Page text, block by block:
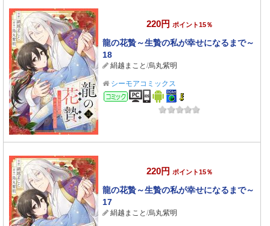
220円 ポイント15％
龍の花贄～生贄の私が幸せになるまで～
18
絹越まこと /烏丸紫明
シーモアコミックス
コミック
220円 ポイント15％
龍の花贄～生贄の私が幸せになるまで～
17
絹越まこと /烏丸紫明